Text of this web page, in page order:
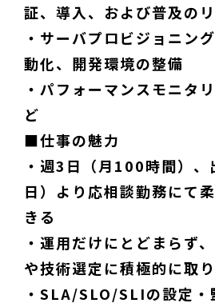
証、導入、および普及の
・サーバプロビジョニン
動化、開発環境の整備
・パフォーマンスモニタ
ど
■仕事の魅力
・週3日（月100時間）
日）より応相談勤務にて
きる
・運用だけにとどまらず
や技術選定に積極的に取
・SLA/SLO/SLIの設定・